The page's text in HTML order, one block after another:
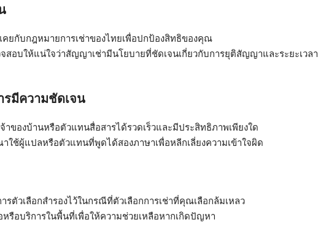
คยกับกฎหมายการเช่าของไทยเพื่อปกป้องสิทธิของคุณ
สอบให้แน่ใจว่าสัญญาเช่ามีนโยบายที่ชัดเจนเกี่ยวกับการยุติสัญญาและระยะเวลา
รมีความชัดเจน
จ้าของบ้านหรือตัวแทนสื่อสารได้รวดเร็วและมีประสิทธิภาพเพียงใด
ใช้ผู้แปลหรือตัวแทนที่พูดได้สองภาษาเพื่อหลีกเลี่ยงความเข้าใจผิด
รตัวเลือกสำรองไว้ในกรณีที่ตัวเลือกการเช่าที่คุณเลือกล้มเหลว
รือบริการในพื้นที่เพื่อให้ความช่วยเหลือหากเกิดปัญหา